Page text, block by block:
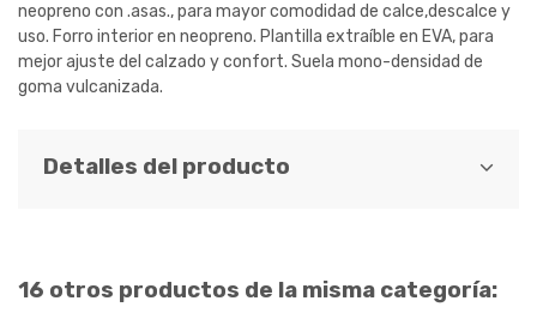
neopreno con .asas., para mayor comodidad de calce,descalce y
uso. Forro interior en neopreno. Plantilla extraíble en EVA, para
mejor ajuste del calzado y confort. Suela mono-densidad de
goma vulcanizada.
Detalles del producto
16 otros productos de la misma categoría: